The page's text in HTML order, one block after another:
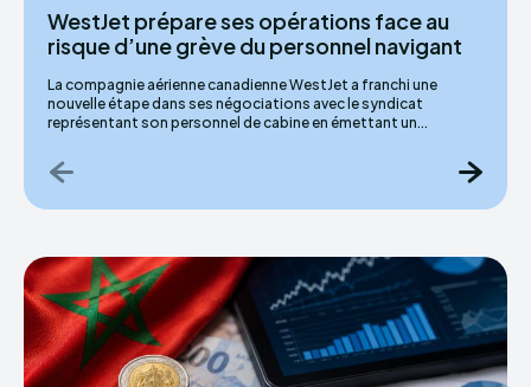
WestJet prépare ses opérations face au
risque d’une grève du personnel navigant
La compagnie aérienne canadienne WestJet a franchi une
nouvelle étape dans ses négociations avec le syndicat
représentant son personnel de cabine en émettant un...